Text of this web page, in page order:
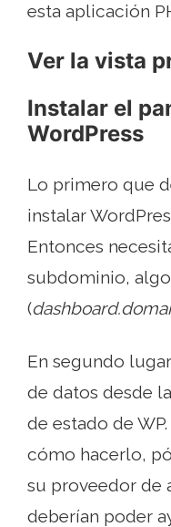
esta aplicación
Ver la vista
Instalar el
WordPress
Lo primero que
instalar
Entonces
subdominio,
(
En segundo
de datos desde
de estado de
cómo hacerlo,
su proveedor de
deberían poder